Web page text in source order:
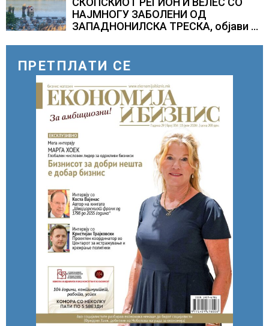
НАЈМНОГУ ЗАБОЛЕНИ ОД
ЗАПАДНОНИЛСКА ТРЕСКА, објави
ПРЕТПЛАТИ СЕ